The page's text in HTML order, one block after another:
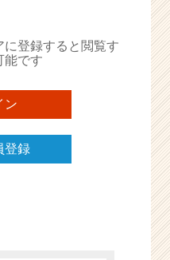
に登録すると閲覧す
能です
ン
登録